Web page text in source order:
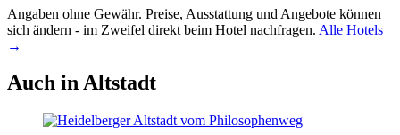
Angaben ohne Gewähr. Preise, Ausstattung und Angebote können
sich ändern - im Zweifel direkt beim Hotel nachfragen. Alle Hotels
→
Auch in Altstadt